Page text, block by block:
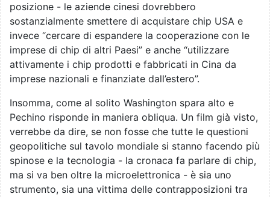
posizione - le aziende cinesi dovrebbero
sostanzialmente smettere di acquistare chip USA e
invece “cercare di espandere la cooperazione con le
imprese di chip di altri Paesi” e anche “utilizzare
attivamente i chip prodotti e fabbricati in Cina da
imprese nazionali e finanziate dall’estero”.
Insomma, come al solito Washington spara alto e
Pechino risponde in maniera obliqua. Un film già visto,
verrebbe da dire, se non fosse che tutte le questioni
geopolitiche sul tavolo mondiale si stanno facendo più
spinose e la tecnologia - la cronaca fa parlare di chip,
ma si va ben oltre la microelettronica - è sia uno
strumento, sia una vittima delle contrapposizioni tra